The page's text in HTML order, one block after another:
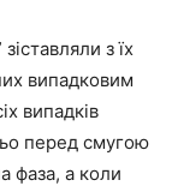
з їх
випадковим
випадків
перед смугою
фаза, а коли